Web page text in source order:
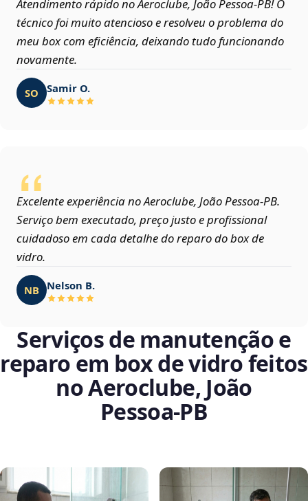
Atendimento rápido no Aeroclube, João Pessoa‑PB! O
técnico foi muito atencioso e resolveu o problema do
meu box com eficiência, deixando tudo funcionando
novamente.
SO Samir O.
Excelente experiência no Aeroclube, João Pessoa‑PB.
Serviço bem executado, preço justo e profissional
cuidadoso em cada detalhe do reparo do box de
vidro.
NB Nelson B.
Serviços de manutenção e
reparo em box de vidro feitos
no Aeroclube, João
Pessoa‑PB